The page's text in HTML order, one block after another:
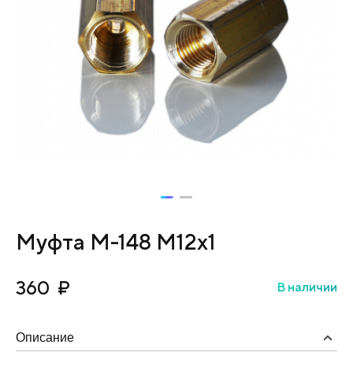
Муфта М-148 М12х1
360 ₽ В наличии
Описание